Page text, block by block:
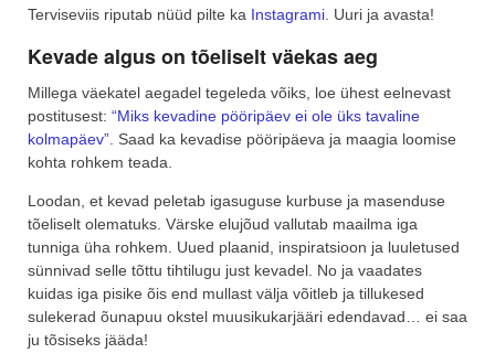
Terviseviis riputab nüüd pilte ka Instagrami . Uuri ja avasta!
Kevade algus on tõeliselt väekas aeg
Millega väekatel aegadel tegeleda võiks, loe ühest eelnevast
postitusest: “Miks kevadine pööripäev ei ole üks tavaline
kolmapäev”. Saad ka kevadise pööripäeva ja maagia loomise
kohta rohkem teada.
Loodan, et kevad peletab igasuguse kurbuse ja masenduse
tõeliselt olematuks. Värske elujõud vallutab maailma iga
tunniga üha rohkem. Uued plaanid, inspiratsioon ja luuletused
sünnivad selle tõttu tihtilugu just kevadel. No ja vaadates
kuidas iga pisike õis end mullast välja võitleb ja tillukesed
sulekerad õunapuu okstel muusikukarjääri edendavad… ei saa
ju tõsiseks jääda!